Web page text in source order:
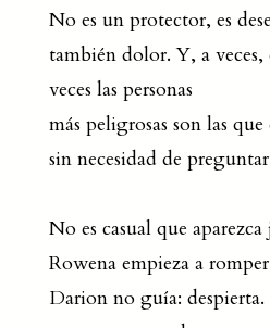
No es un protector, es
también dolor. Y, a veces,
veces las personas
más peligrosas son las
sin necesidad de
No es casual que
Rowena empieza a
Darion no guía: